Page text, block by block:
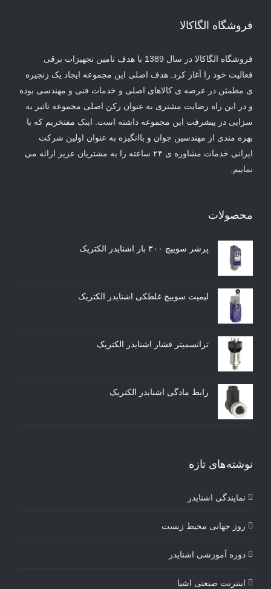
فروشگاه الگاکالا
فروشگاه الگاکالا در سال 1389 با هدف تامین تجهیزات برقی
فعالیت خود را آغاز کرد. هدف اصلی این مجموعه ایجاد یک زنجیره
ی مطمئن در عرضه ی کالاهای اصلی و خدمات فنی و مهندسی بوده
و در این راه رضایت مشتری به عنوان رکن اصلی مجموعه تاثیر به
سزایی در پیشرفت این مجموعه داشته است. اینک مفتخریم که با
بهره مندی از مهندسین جوان و باانگیزه به عنوان اولین شرکت
ایرانی خدمات مشاوره ی ۲۴ ساعته را به مشتریان عزیز ارائه می
نماییم.
محصولات
پرشر سوییچ ۳۰۰ بار اشنایدر الکتریک
لیمیت سوییچ غلطکی اشنایدر الکتریک
ترانسمیتر فشار اشنایدر الکتریک
رابط مادگی اشنایدر الکتریک
نوشته‌های تازه
نمایندگی اشنایدر
روز جهانی محیط زیست
دوره آموزشی اشنایدر
اینترنت صنعتی اشیا